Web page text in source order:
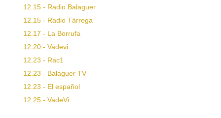
12.15 - Radio Balaguer
12.15 - Radio Tàrrega
12.17 - La Borrufa
12.20 - Vadevi
12.23 - Rac1
12.23 - Balaguer TV
12.23 - El español
12.25 - VadeVi